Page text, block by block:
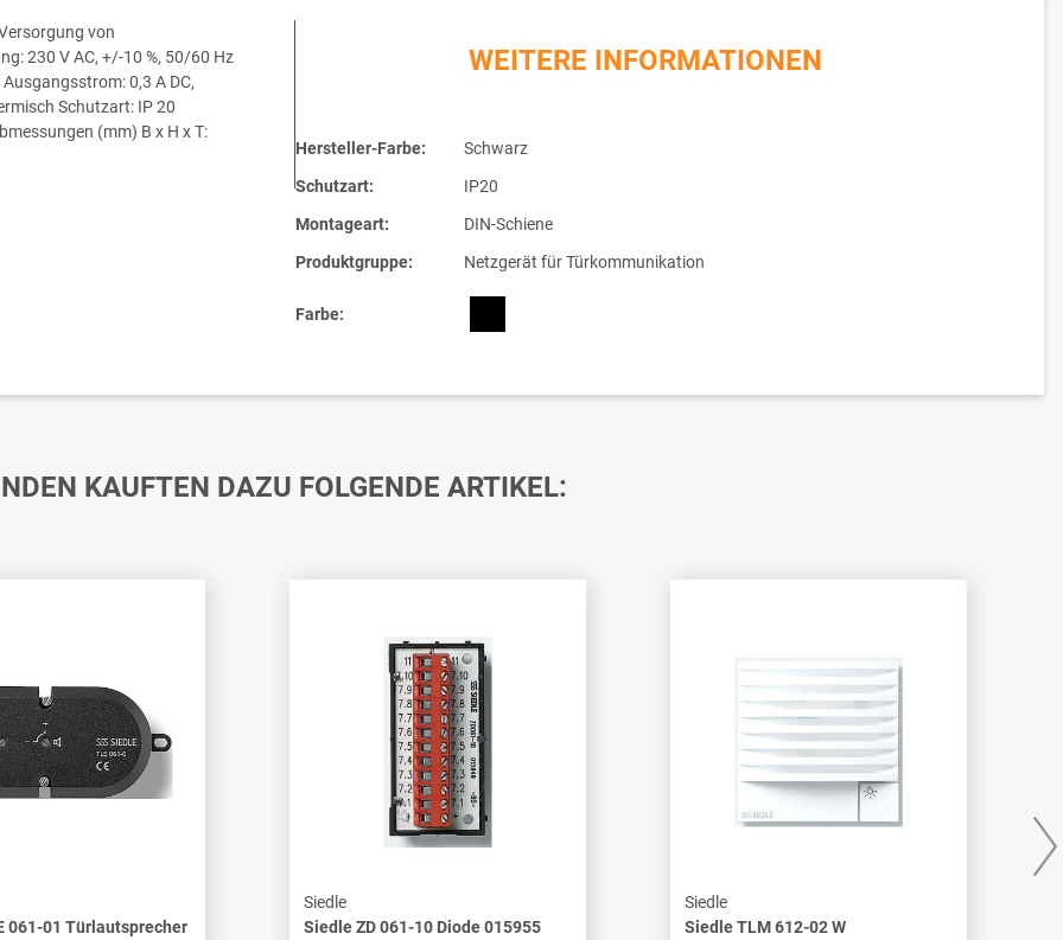
von
230 V AC, +/-10 %, 50/60 Hz
0,3 A DC,
Schutzart: IP 20
(mm) B x H x T:
WEITERE INFORMATIONEN
Hersteller-Farbe:
Schwarz
Schutzart:
IP20
Montageart:
DIN-Schiene
Produktgruppe:
Netzgerät für Türkommunikation
Farbe:
KAUFTEN DAZU FOLGENDE ARTIKEL:
061-01 Türlautsprecher
Siedle
Siedle ZD 061-10 Diode 015955
Siedle
Siedle TLM 612-02 W